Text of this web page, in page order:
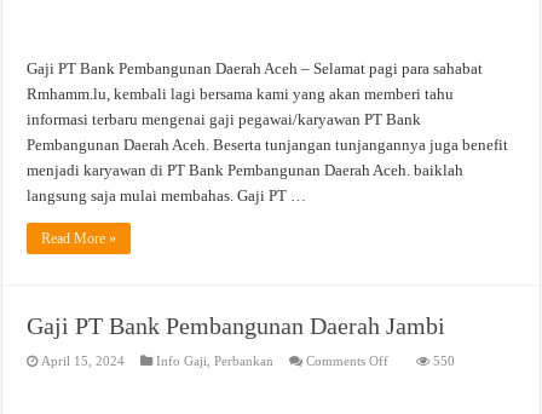
Gaji PT Bank Pembangunan Daerah Aceh – Selamat pagi para sahabat
Rmhamm.lu, kembali lagi bersama kami yang akan memberi tahu
informasi terbaru mengenai gaji pegawai/karyawan PT Bank
Pembangunan Daerah Aceh. Beserta tunjangan tunjangannya juga benefit
menjadi karyawan di PT Bank Pembangunan Daerah Aceh. baiklah
langsung saja mulai membahas. Gaji PT …
Read More »
Gaji PT Bank Pembangunan Daerah Jambi
April 15, 2024 Info Gaji ,Perbankan Comments Offon
550